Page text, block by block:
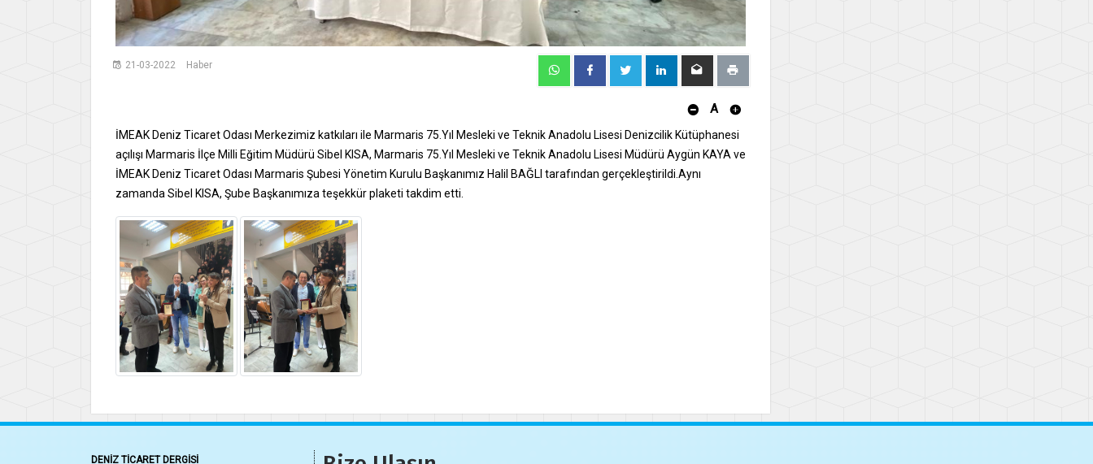
21-03-2022 Haber
A
İMEAK Deniz Ticaret Odası Merkezimiz katkıları ile Marmaris 75.Yıl Mesleki ve Teknik Anadolu Lisesi Denizcilik Kütüphanesi
açılışı Marmaris İlçe Milli Eğitim Müdürü Sibel KISA, Marmaris 75.Yıl Mesleki ve Teknik Anadolu Lisesi Müdürü Aygün KAYA ve
İMEAK Deniz Ticaret Odası Marmaris Şubesi Yönetim Kurulu Başkanımız Halil BAĞLI tarafından gerçekleştirildi.Aynı
zamanda Sibel KISA, Şube Başkanımıza teşekkür plaketi takdim etti.
DENİZ TİCARET DERGİSİ